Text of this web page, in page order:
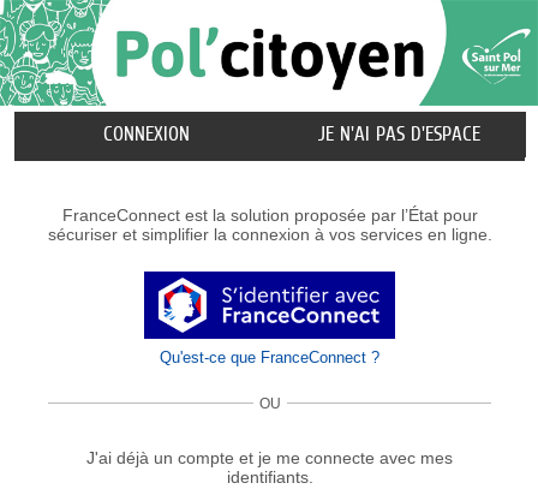
CONNEXION JE N'AI PAS D'ESPACE
FranceConnect est la solution proposée par l’État pour
sécuriser et simplifier la connexion à vos services en ligne.
Qu'est-ce que FranceConnect ?
OU
J'ai déjà un compte et je me connecte avec mes
identifiants.